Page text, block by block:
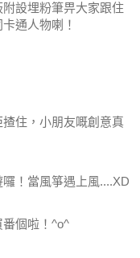
設埋粉筆畀大家跟住
通人物喇！
住，小朋友嘅創意真
！當風箏遇上風....XD
個啦！^o^